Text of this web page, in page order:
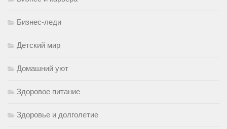
Бизнес-леди
Детский мир
Домашний уют
Здоровое питание
Здоровье и долголетие